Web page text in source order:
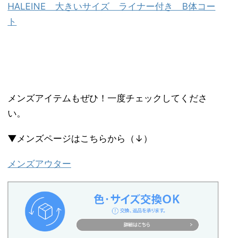
HALEINE 大きいサイズ ライナー付き B体コー
ト
メンズアイテムもぜひ！一度チェックしてくださ
い。
▼メンズページはこちらから（↓）
メンズアウター